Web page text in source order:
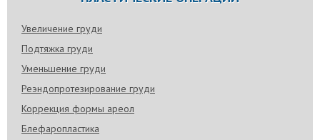
Увеличение груди
Подтяжка груди
Уменьшение груди
Реэндопротезирование груди
Коррекция формы ареол
Блефаропластика